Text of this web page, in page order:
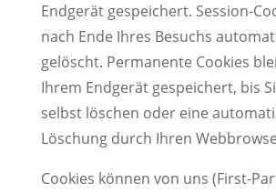
Endgerät gespeichert. Session-
nach Ende Ihres Besuchs
gelöscht. Permanente Cookies
Ihrem Endgerät gespeichert, bis
selbst löschen oder eine
Löschung durch Ihren
Cookies können von uns (First-